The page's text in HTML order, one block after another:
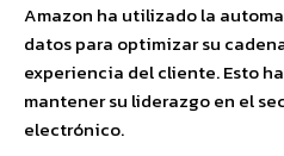
Amazon ha utilizado la
datos para optimizar su
experiencia del cliente. Esto
mantener su liderazgo en el
electrónico.